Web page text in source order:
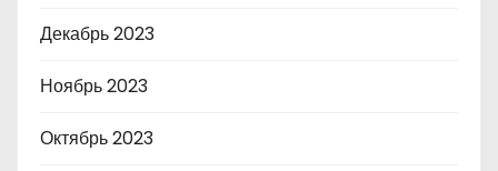
Декабрь 2023
Ноябрь 2023
Октябрь 2023